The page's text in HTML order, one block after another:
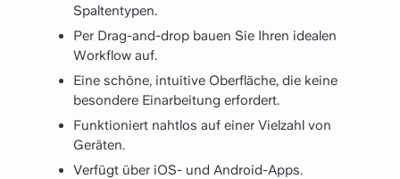
Spaltentypen.
Per Drag-and-drop bauen Sie Ihren idealen
Workflow auf.
Eine schöne, intuitive Oberfläche, die keine
besondere Einarbeitung erfordert.
Funktioniert nahtlos auf einer Vielzahl von
Geräten.
Verfügt über iOS- und Android-Apps.